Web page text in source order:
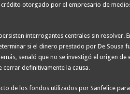
otorgado por el empresario de
interrogantes centrales sin resolver.
si el dinero prestado por De Sousa
señaló que no se investigó el origen de
definitivamente la causa.
de los fondos utilizados por Sanfelice